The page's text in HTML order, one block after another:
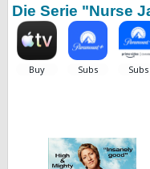
Die Serie "Nurse